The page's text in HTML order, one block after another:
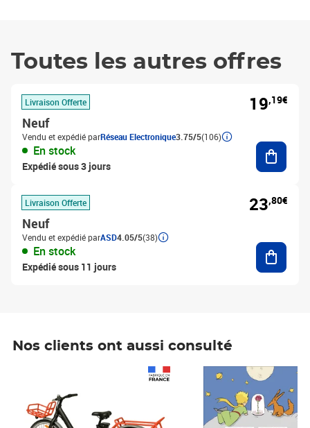
Toutes les autres offres
Livraison Offerte
Neuf
Vendu et expédié parRéseau Electronique3.75/5(106)
En stock
Expédié sous 3 jours
19,19€
Livraison Offerte
Neuf
Vendu et expédié parASD4.05/5(38)
En stock
Expédié sous 11 jours
23,80€
Nos clients ont aussi consulté
Prix 7,50€